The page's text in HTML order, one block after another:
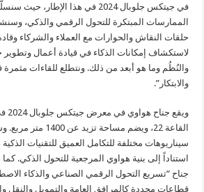
في جيتكس جلوبال 2024 في هذا
الممارسات المبتكرة للتحول الرقمي والذكي،
حلقات النقاش والحوارات مع العملاء والشركاء
لاستكشاف إمكانات الذكاء في قيادة أعمال
والنُظُم وما هو أبعد من ذلك. ونتطلع للقاءات مثمرة
والابتكار”.
القاعة 22، ويضم مساحة
سيناريوهات مختلفة للتكامل العميق للتقنيات
استناداً إلى بنية هواوي المرجعية للتحول الذكي.
جناح “تسريع التحول الرقمي الصناعي والذكاء
قطاعات محددة كالمرافق العامة والتمويل والنقل